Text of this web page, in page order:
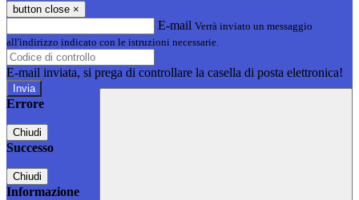
button close ×
E-mail Verrà inviato un messaggio
all'indirizzo indicato con le istruzioni necessarie.
E-mail inviata, si prega di controllare la casella di posta elettronica!
Errore
Chiudi
Successo
Chiudi
Informazione